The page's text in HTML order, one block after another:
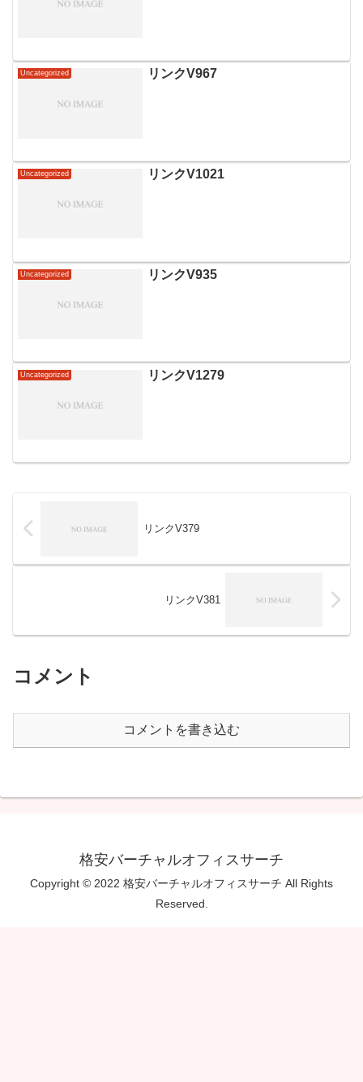
Uncategorized リンクV967
Uncategorized リンクV1021
Uncategorized リンクV935
Uncategorized リンクV1279
リンクV379
リンクV381
コメント
コメントを書き込む
格安バーチャルオフィスサーチ
Copyright © 2022 格安バーチャルオフィスサーチ All Rights
Reserved.